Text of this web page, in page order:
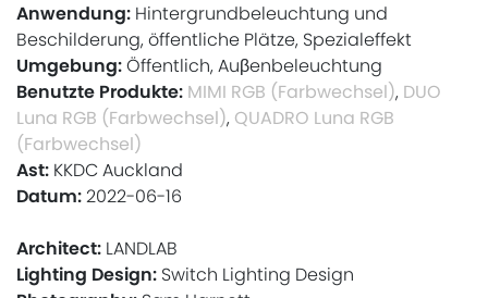
Anwendung: Hintergrundbeleuchtung und
Beschilderung, öffentliche Plätze, Spezialeffekt
Umgebung:Öffentlich, Auβenbeleuchtung
Benutzte Produkte: MIMI RGB (Farbwechsel), DUO
Luna RGB (Farbwechsel), QUADRO Luna RGB
(Farbwechsel)
Ast: KKDC Auckland
Datum:2022-06-16
Architect: LANDLAB
Lighting Design: Switch Lighting Design